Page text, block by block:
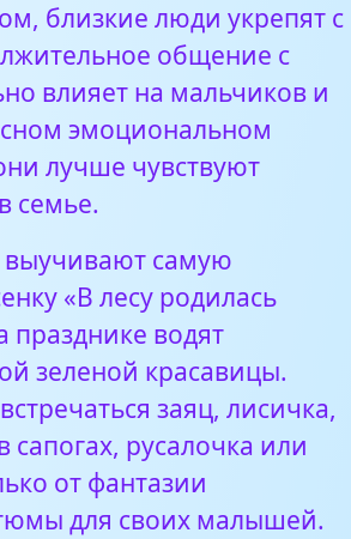
близкие люди укрепят с
общение с
влияет на мальчиков и
эмоциональном
лучше чувствуют
семье.
самую
«В лесу родилась
водят
зеленой красавицы.
заяц, лисичка,
сапогах, русалочка или
от фантазии
для своих малышей.